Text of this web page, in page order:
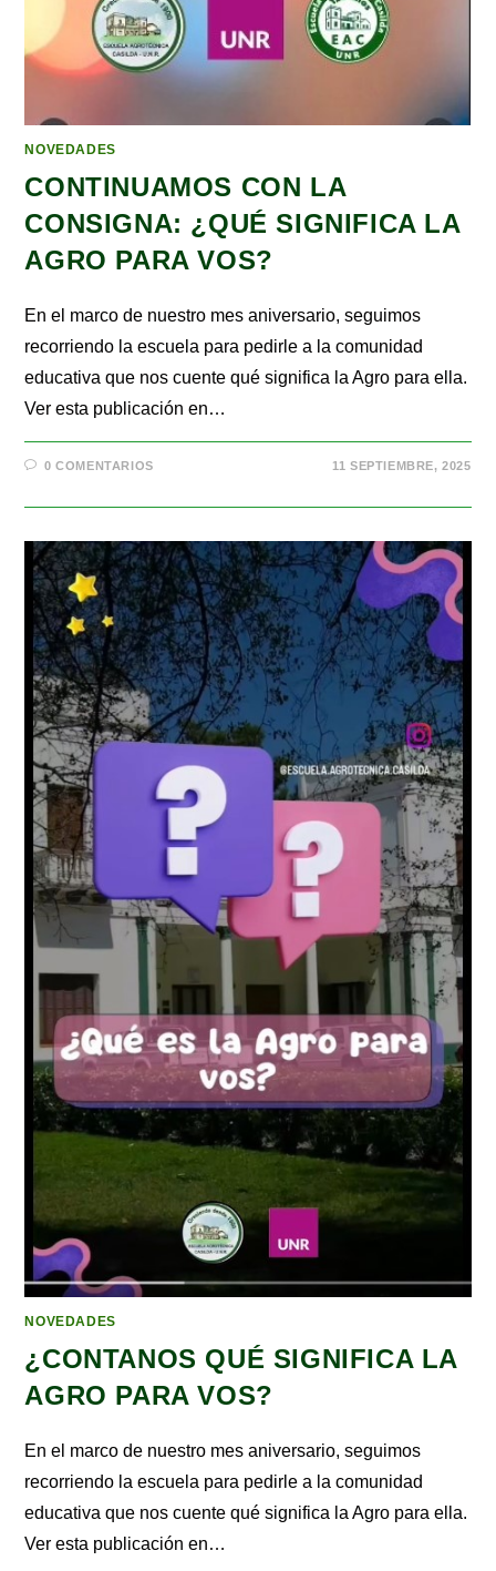
NOVEDADES
CONTINUAMOS CON LA
CONSIGNA: ¿QUÉ SIGNIFICA LA
AGRO PARA VOS?
En el marco de nuestro mes aniversario, seguimos
recorriendo la escuela para pedirle a la comunidad
educativa que nos cuente qué significa la Agro para ella.
Ver esta publicación en…
0 COMENTARIOS 11 SEPTIEMBRE, 2025
NOVEDADES
¿CONTANOS QUÉ SIGNIFICA LA
AGRO PARA VOS?
En el marco de nuestro mes aniversario, seguimos
recorriendo la escuela para pedirle a la comunidad
educativa que nos cuente qué significa la Agro para ella.
Ver esta publicación en…